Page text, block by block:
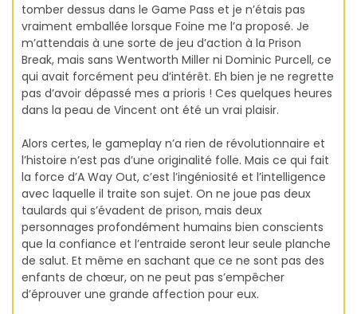
tomber dessus dans le Game Pass et je n’étais pas
vraiment emballée lorsque Foine me l’a proposé. Je
m’attendais à une sorte de jeu d’action à la Prison
Break, mais sans Wentworth Miller ni Dominic Purcell, ce
qui avait forcément peu d’intérêt. Eh bien je ne regrette
pas d’avoir dépassé mes a prioris ! Ces quelques heures
dans la peau de Vincent ont été un vrai plaisir.
Alors certes, le gameplay n’a rien de révolutionnaire et
l’histoire n’est pas d’une originalité folle. Mais ce qui fait
la force d’A Way Out, c’est l’ingéniosité et l’intelligence
avec laquelle il traite son sujet. On ne joue pas deux
taulards qui s’évadent de prison, mais deux
personnages profondément humains bien conscients
que la confiance et l’entraide seront leur seule planche
de salut. Et même en sachant que ce ne sont pas des
enfants de chœur, on ne peut pas s’empêcher
d’éprouver une grande affection pour eux.